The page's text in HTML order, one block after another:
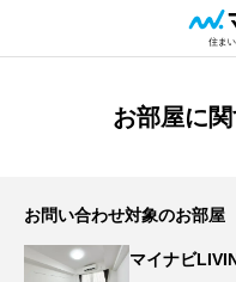
お部屋に
お問い合わせ対象のお部屋
マイナビ